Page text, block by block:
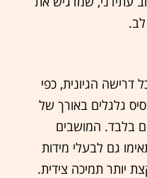
הגיונית, כפי
גלגלים באורך של
בלבד. המושבים
גם לבעלי מידות
יותר תמיכה צידית.